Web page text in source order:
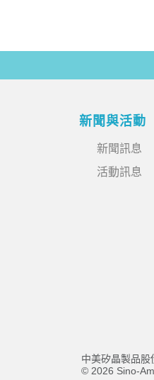
新聞與活動
新聞訊息
活動訊息
中美矽晶製品股
© 2026 Sino-